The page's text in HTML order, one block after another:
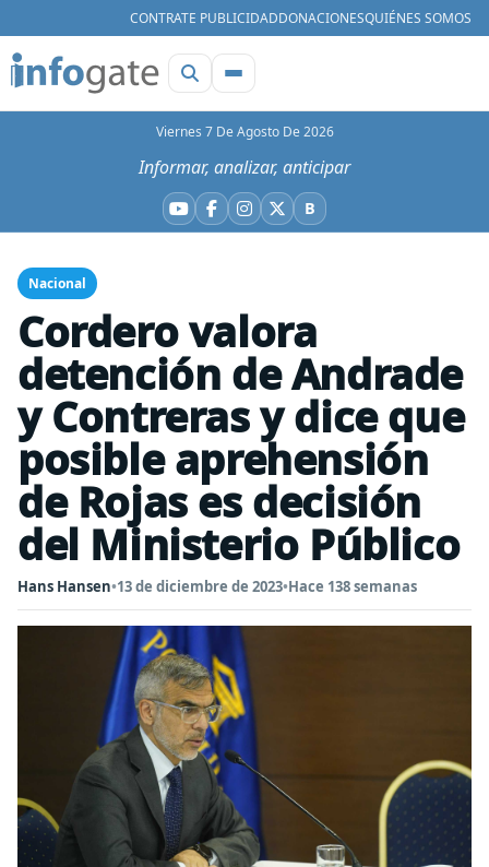
CONTRATE PUBLICIDADDONACIONESQUIÉNES SOMOS
Viernes 7 De Agosto De 2026
Informar, analizar, anticipar
YouTube
Facebook
Instagram
X BBluesky
Nacional
Cordero valora
detención de Andrade
y Contreras y dice que
posible aprehensión
de Rojas es decisión
del Ministerio Público
Hans Hansen•13 de diciembre de 2023•Hace 138 semanas